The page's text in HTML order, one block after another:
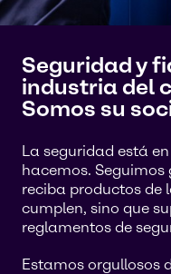
Seguridad y
industria del
Somos su
La seguridad está
hacemos.
reciba productos de
cumplen, sino que
reglamentos de
Estamos orgullosos